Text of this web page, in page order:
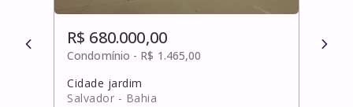
R$ 680.000,00
Condomínio - R$ 1.465,00
Cidade jardim
Salvador - Bahia
R$